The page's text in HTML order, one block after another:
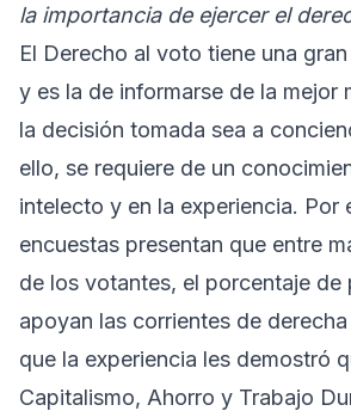
la importancia de ejercer el
El Derecho al voto tiene una
y es la de informarse de la mejor
la decisión tomada sea a
ello, se requiere de un
intelecto y en la experiencia. Por
encuestas presentan que entre
de los votantes, el porcentaje de
apoyan las corrientes de
que la experiencia les demostró
Capitalismo, Ahorro y Trabajo